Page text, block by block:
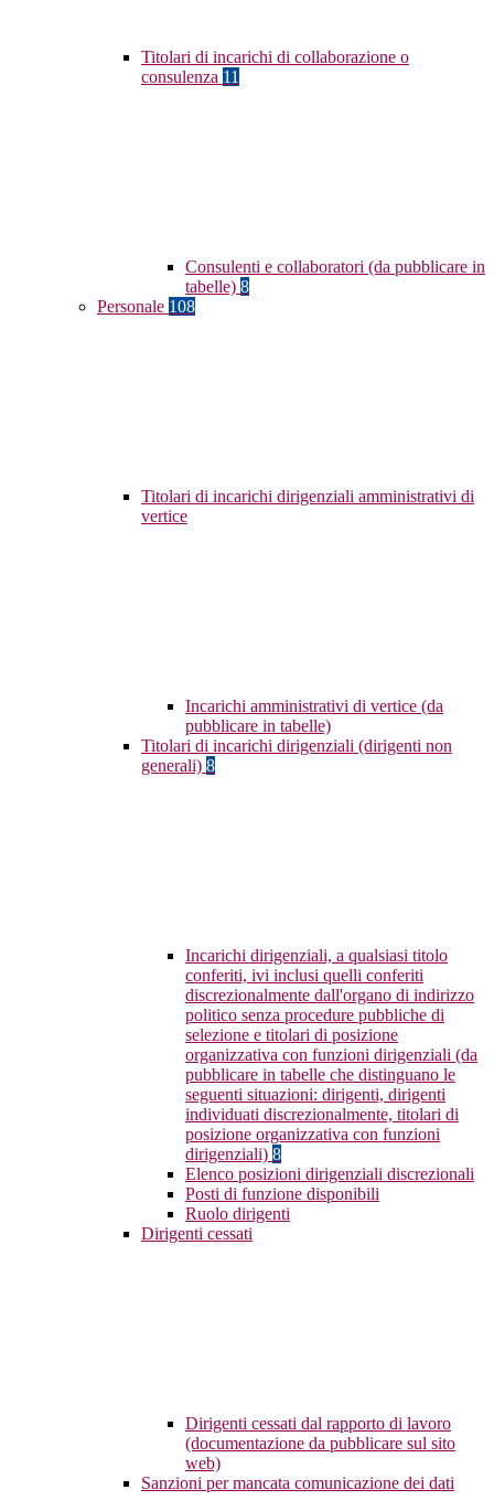
Titolari di incarichi di collaborazione o
consulenza 11
Consulenti e collaboratori (da pubblicare in
tabelle) 8
Personale 108
Titolari di incarichi dirigenziali amministrativi di
vertice
Incarichi amministrativi di vertice (da
pubblicare in tabelle)
Titolari di incarichi dirigenziali (dirigenti non
generali) 8
Incarichi dirigenziali, a qualsiasi titolo
conferiti, ivi inclusi quelli conferiti
discrezionalmente dall'organo di indirizzo
politico senza procedure pubbliche di
selezione e titolari di posizione
organizzativa con funzioni dirigenziali (da
pubblicare in tabelle che distinguano le
seguenti situazioni: dirigenti, dirigenti
individuati discrezionalmente, titolari di
posizione organizzativa con funzioni
dirigenziali) 8
Elenco posizioni dirigenziali discrezionali
Posti di funzione disponibili
Ruolo dirigenti
Dirigenti cessati
Dirigenti cessati dal rapporto di lavoro
(documentazione da pubblicare sul sito
web)
Sanzioni per mancata comunicazione dei dati